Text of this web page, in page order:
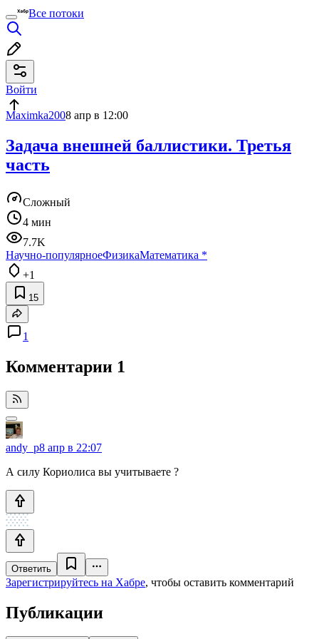
Все потоки
Войти
Maximka2008 апр в 12:00
Задача внешней баллистики. Третья
часть
Сложный
4 мин
7.7K
Научно-популярноеФизикаМатематика *
+1
15
1
Комментарии 1
andy_p8 апр в 22:07
А силу Кориолиса вы учитываете ?
Ответить
Зарегистрируйтесь на Хабре, чтобы оставить комментарий
Публикации